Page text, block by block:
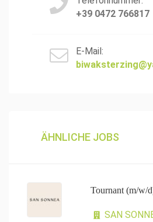
+39 0472 766817
E-Mail:
ÄHNLICHE JOBS
Tournant (m/w/
SAN